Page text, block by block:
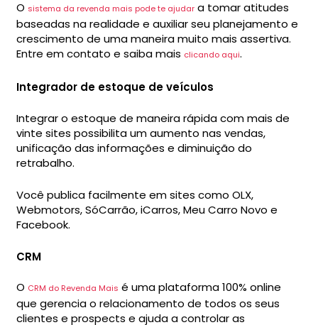
O sistema da revenda mais pode te ajudar a tomar atitudes
baseadas na realidade e auxiliar seu planejamento e
crescimento de uma maneira muito mais assertiva.
Entre em contato e saiba mais clicando aqui.
Integrador de estoque de veículos
Integrar o estoque de maneira rápida com mais de
vinte sites possibilita um aumento nas vendas,
unificação das informações e diminuição do
retrabalho.
Você publica facilmente em sites como OLX,
Webmotors, SóCarrão, iCarros, Meu Carro Novo e
Facebook.
CRM
O CRM do Revenda Mais é uma plataforma 100% online
que gerencia o relacionamento de todos os seus
clientes e prospects e ajuda a controlar as